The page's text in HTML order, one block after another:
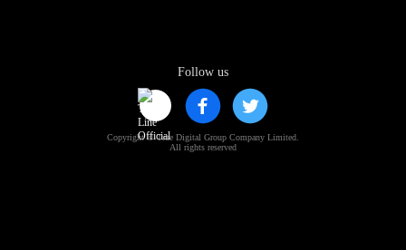
Follow us
Copyright © True Digital Group Company Limited.
All rights reserved